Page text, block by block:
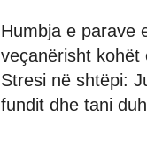
Humbja e parave
veçanërisht kohët
Stresi në shtëpi:
fundit dhe tani